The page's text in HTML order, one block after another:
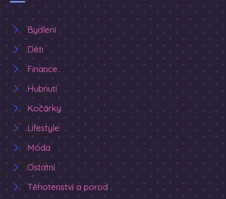
Bydlení
Děti
Finance
Hubnutí
Kočárky
Lifestyle
Móda
Ostatní
Těhotenství a porod